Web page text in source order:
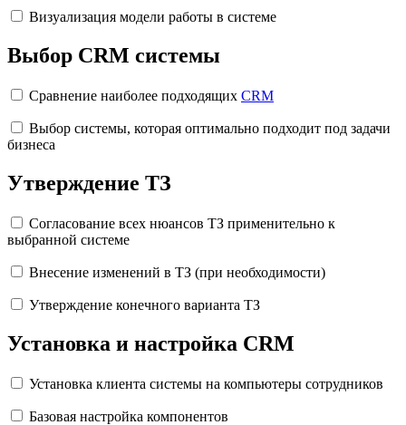
Визуализация модели работы в системе
Выбор CRM системы
Сравнение наиболее подходящих CRM
Выбор системы, которая оптимально подходит под задачи
бизнеса
Утверждение ТЗ
Согласование всех нюансов ТЗ применительно к
выбранной системе
Внесение изменений в ТЗ (при необходимости)
Утверждение конечного варианта ТЗ
Установка и настройка CRM
Установка клиента системы на компьютеры сотрудников
Базовая настройка компонентов